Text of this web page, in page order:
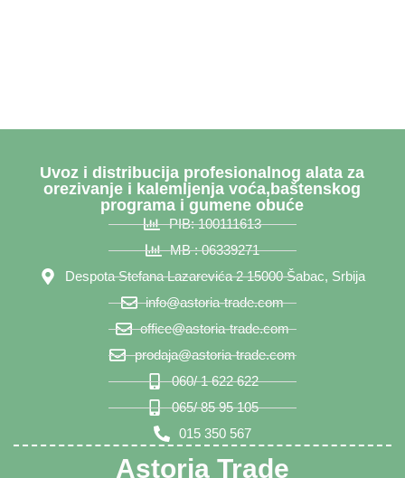
Uvoz i distribucija profesionalnog alata za
orezivanje i kalemljenja voća,baštenskog
programa i gumene obuće
PIB: 100111613
MB : 06339271
Despota Stefana Lazarevića 2 15000 Šabac, Srbija
info@astoria-trade.com
office@astoria-trade.com
prodaja@astoria-trade.com
060/ 1 622 622
065/ 85 95 105
015 350 567
Astoria Trade